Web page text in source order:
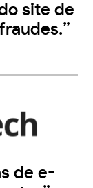
site de
de e-